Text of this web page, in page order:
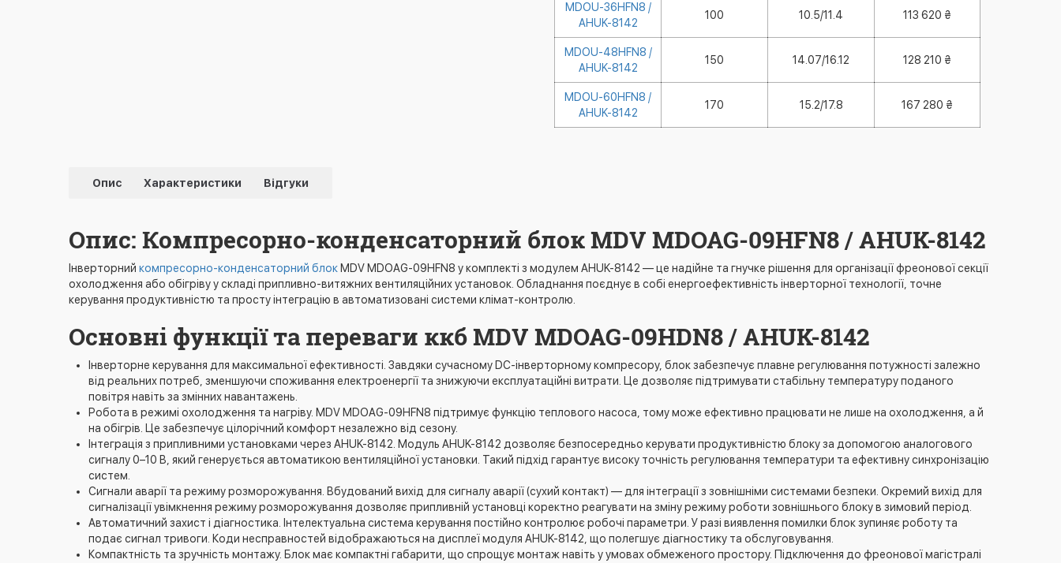
MDOU-36HFN8 /
AHUK-8142
100 10.5/11.4 113 620 ₴
MDOU-48HFN8 /
AHUK-8142
150 14.07/16.12 128 210 ₴
MDOU-60HFN8 /
AHUK-8142
170 15.2/17.8 167 280 ₴
Опис Характеристики Відгуки
Опис: Компресорно-конденсаторний блок MDV MDOAG-09HFN8 / AHUK-8142
Інверторний компресорно-конденсаторний блок MDV MDOAG-09HFN8 у комплекті з модулем AHUK-8142 — це надійне та гнучке рішення для організації фреонової секції
охолодження або обігріву у складі припливно-витяжних вентиляційних установок. Обладнання поєднує в собі енергоефективність інверторної технології, точне
керування продуктивністю та просту інтеграцію в автоматизовані системи клімат-контролю.
Основні функції та переваги ккб MDV MDOAG-09HDN8 / AHUK-8142
Інверторне керування для максимальної ефективності. Завдяки сучасному DC-інверторному компресору, блок забезпечує плавне регулювання потужності залежно
від реальних потреб, зменшуючи споживання електроенергії та знижуючи експлуатаційні витрати. Це дозволяє підтримувати стабільну температуру поданого
повітря навіть за змінних навантажень.
Робота в режимі охолодження та нагріву. MDV MDOAG-09HFN8 підтримує функцію теплового насоса, тому може ефективно працювати не лише на охолодження, а й
на обігрів. Це забезпечує цілорічний комфорт незалежно від сезону.
Інтеграція з припливними установками через AHUK-8142. Модуль AHUK-8142 дозволяє безпосередньо керувати продуктивністю блоку за допомогою аналогового
сигналу 0–10 В, який генерується автоматикою вентиляційної установки. Такий підхід гарантує високу точність регулювання температури та ефективну синхронізацію
систем.
Сигнали аварії та режиму розморожування. Вбудований вихід для сигналу аварії (сухий контакт) — для інтеграції з зовнішніми системами безпеки. Окремий вихід для
сигналізації увімкнення режиму розморожування дозволяє припливній установці коректно реагувати на зміну режиму роботи зовнішнього блоку в зимовий період.
Автоматичний захист і діагностика. Інтелектуальна система керування постійно контролює робочі параметри. У разі виявлення помилки блок зупиняє роботу та
подає сигнал тривоги. Коди несправностей відображаються на дисплеї модуля AHUK-8142, що полегшує діагностику та обслуговування.
Компактність та зручність монтажу. Блок має компактні габарити, що спрощує монтаж навіть у умовах обмеженого простору. Підключення до фреонової магістралі